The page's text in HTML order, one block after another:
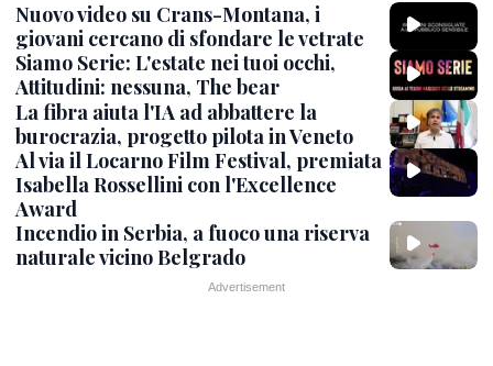
Nuovo video su Crans-Montana, i
giovani cercano di sfondare le vetrate
Siamo Serie: L'estate nei tuoi occhi,
Attitudini: nessuna, The bear
La fibra aiuta l'IA ad abbattere la
burocrazia, progetto pilota in Veneto
Al via il Locarno Film Festival, premiata
Isabella Rossellini con l'Excellence
Award
Incendio in Serbia, a fuoco una riserva
naturale vicino Belgrado